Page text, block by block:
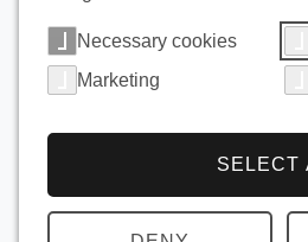
di
Necessary cookies
Marketing
SELECT